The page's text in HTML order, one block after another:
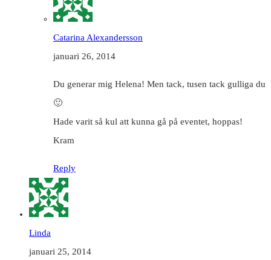
Catarina Alexandersson
januari 26, 2014
Du generar mig Helena! Men tack, tusen tack gulliga du
🙂
Hade varit så kul att kunna gå på eventet, hoppas!
Kram
Reply
Linda
januari 25, 2014